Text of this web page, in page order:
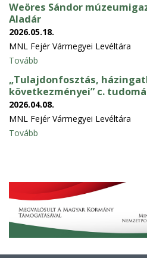
Weöres Sándor
Aladár
2026.05.18.
MNL Fejér Vármegyei Levéltára
Tovább
„Tulajdonfosztás,
következményei” c.
2026.04.08.
MNL Fejér Vármegyei Levéltára
Tovább